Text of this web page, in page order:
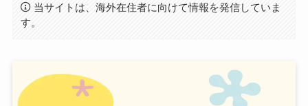
当サイトは、海外在住者に向けて情報を発信していま
す。